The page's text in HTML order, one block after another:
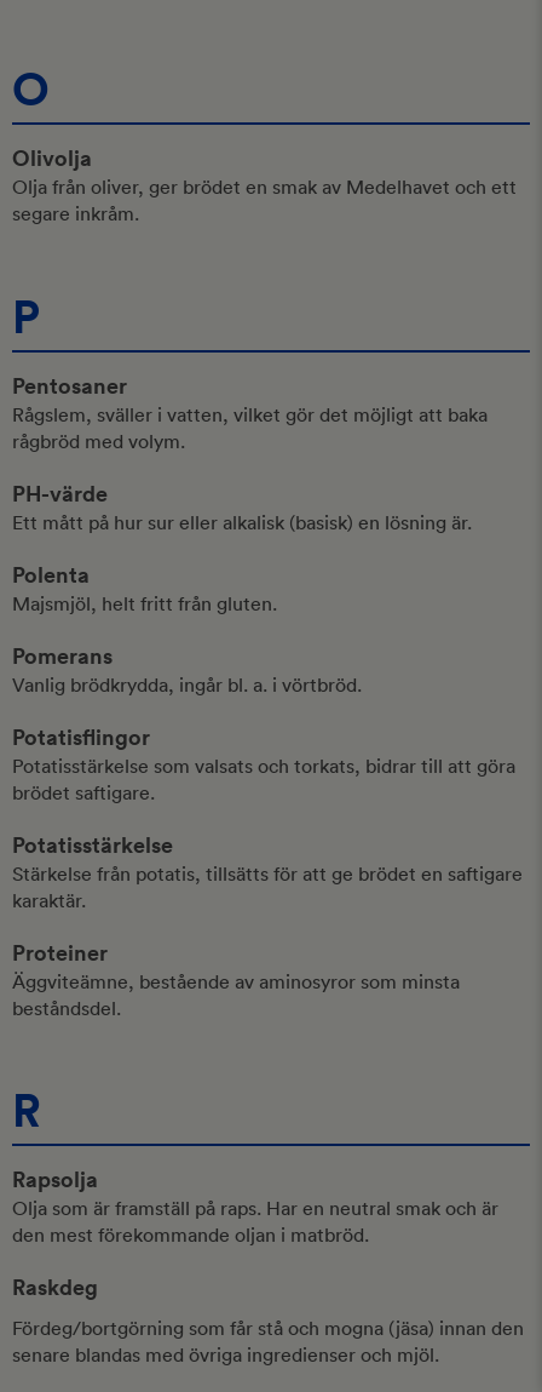
O
Olivolja
Olja från oliver, ger brödet en smak av Medelhavet och ett
segare inkråm.
P
Pentosaner
Rågslem, sväller i vatten, vilket gör det möjligt att baka
rågbröd med volym.
PH-värde
Ett mått på hur sur eller alkalisk (basisk) en lösning är.
Polenta
Majsmjöl, helt fritt från gluten.
Pomerans
Vanlig brödkrydda, ingår bl. a. i vörtbröd.
Potatisflingor
Potatisstärkelse som valsats och torkats, bidrar till att göra
brödet saftigare.
Potatisstärkelse
Stärkelse från potatis, tillsätts för att ge brödet en saftigare
karaktär.
Proteiner
Äggviteämne, bestående av aminosyror som minsta
beståndsdel.
R
Rapsolja
Olja som är framställ på raps. Har en neutral smak och är
den mest förekommande oljan i matbröd.
Raskdeg
Fördeg/bortgörning som får stå och mogna (jäsa) innan den
senare blandas med övriga ingredienser och mjöl.